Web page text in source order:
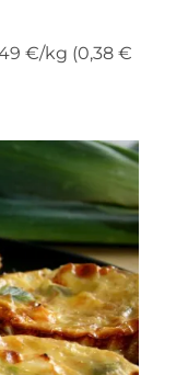
€/kg (0,38 €